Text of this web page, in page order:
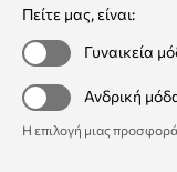
Πείτε μας, είναι:
Γυναικεία
Ανδρική
Η επιλογή μιας